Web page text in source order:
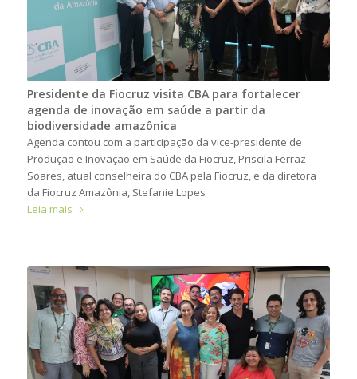
Presidente da Fiocruz visita CBA para fortalecer
agenda de inovação em saúde a partir da
biodiversidade amazônica
Agenda contou com a participação da vice-presidente de
Produção e Inovação em Saúde da Fiocruz, Priscila Ferraz
Soares, atual conselheira do CBA pela Fiocruz, e da diretora
da Fiocruz Amazônia, Stefanie Lopes
Leia mais